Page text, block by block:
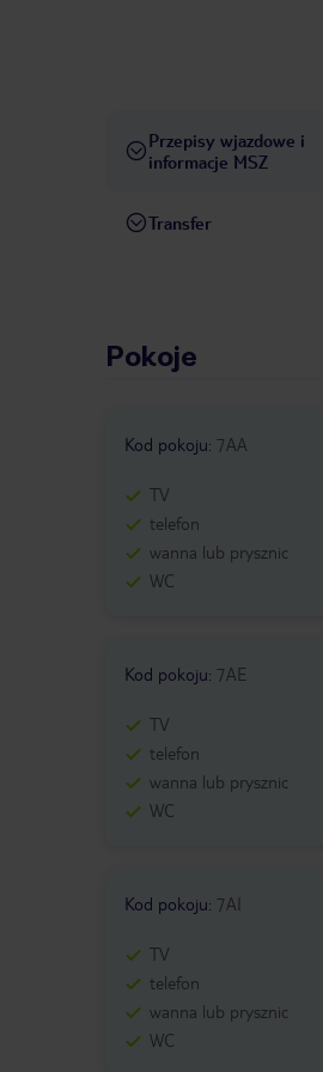
Przepisy wjazdowe i
informacje MSZ
Transfer
Pokoje
Kod pokoju: 7AA
TV
telefon
wanna lub prysznic
WC
Kod pokoju: 7AE
TV
telefon
wanna lub prysznic
WC
Kod pokoju: 7AI
TV
telefon
wanna lub prysznic
WC